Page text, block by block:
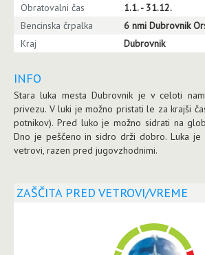
Obratovalni čas
1.1. - 31.12.
Bencinska črpalka
6 nmi Dubrovnik
Kraj
Dubrovnik
INFO
Stara luka mesta Dubrovnik je v celoti
privezu. V luki je možno pristati le za krajši
potnikov). Pred luko je možno sidrati na
Dno je peščeno in sidro drži dobro. Luka je
vetrovi, razen pred jugovzhodnimi.
ZAŠČITA PRED VETROVI/VREME